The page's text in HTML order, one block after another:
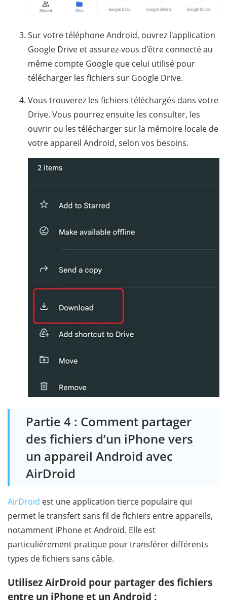
Sur votre téléphone Android, ouvrez l'application
Google Drive et assurez-vous d'être connecté au
même compte Google que celui utilisé pour
télécharger les fichiers sur Google Drive.
Vous trouverez les fichiers téléchargés dans votre
Drive. Vous pourrez ensuite les consulter, les
ouvrir ou les télécharger sur la mémoire locale de
votre appareil Android, selon vos besoins.
Partie 4 : Comment partager
des fichiers d’un iPhone vers
un appareil Android avec
AirDroid
AirDroid est une application tierce populaire qui
permet le transfert sans fil de fichiers entre appareils,
notamment iPhone et Android. Elle est
particulièrement pratique pour transférer différents
types de fichiers sans câble.
Utilisez AirDroid pour partager des fichiers
entre un iPhone et un Android :